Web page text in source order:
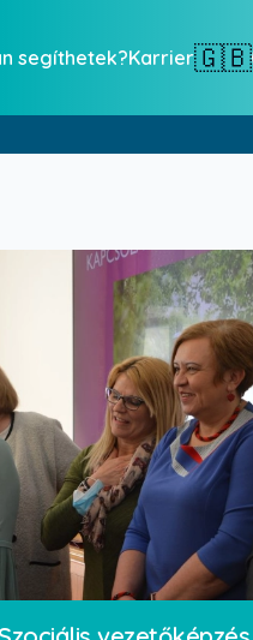
segíthetek?Karrier🇬🇧